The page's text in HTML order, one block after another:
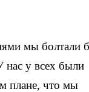
мы болтали
нас у всех были
плане, что мы